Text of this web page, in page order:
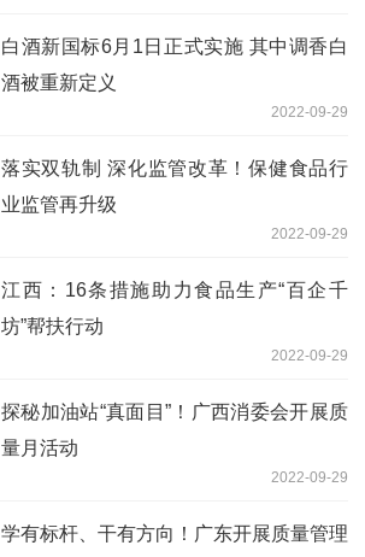
白酒新国标6月1日正式实施 其中调香白
酒被重新定义
2022-09-29
落实双轨制 深化监管改革！保健食品行
业监管再升级
2022-09-29
江西：16条措施助力食品生产“百企千
坊”帮扶行动
2022-09-29
探秘加油站“真面目”！广西消委会开展质
量月活动
2022-09-29
学有标杆、干有方向！广东开展质量管理